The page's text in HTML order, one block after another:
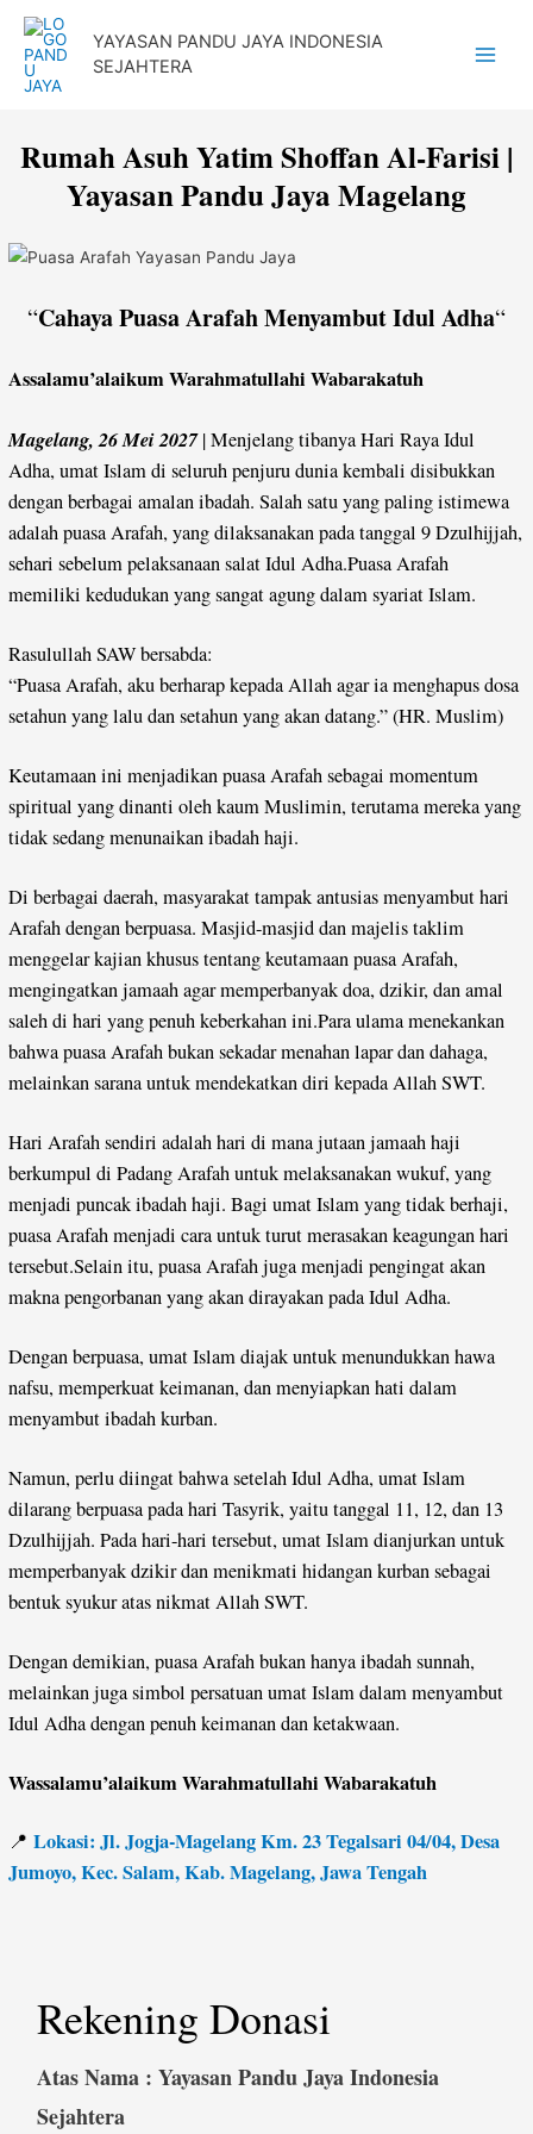
Lewati
konten
YAYASAN PANDU JAYA INDONESIA
SEJAHTERA
Rumah Asuh Yatim Shoffan Al-Farisi |
Yayasan Pandu Jaya Magelang
“Cahaya Puasa Arafah Menyambut Idul Adha“
Assalamu’alaikum Warahmatullahi Wabarakatuh
Magelang, 26 Mei 2027| Menjelang tibanya Hari Raya Idul
Adha, umat Islam di seluruh penjuru dunia kembali disibukkan
dengan berbagai amalan ibadah. Salah satu yang paling istimewa
adalah puasa Arafah, yang dilaksanakan pada tanggal 9 Dzulhijjah,
sehari sebelum pelaksanaan salat Idul Adha.Puasa Arafah
memiliki kedudukan yang sangat agung dalam syariat Islam.
Rasulullah SAW bersabda:
“Puasa Arafah, aku berharap kepada Allah agar ia menghapus dosa
setahun yang lalu dan setahun yang akan datang.” (HR. Muslim)
Keutamaan ini menjadikan puasa Arafah sebagai momentum
spiritual yang dinanti oleh kaum Muslimin, terutama mereka yang
tidak sedang menunaikan ibadah haji.
Di berbagai daerah, masyarakat tampak antusias menyambut hari
Arafah dengan berpuasa. Masjid-masjid dan majelis taklim
menggelar kajian khusus tentang keutamaan puasa Arafah,
mengingatkan jamaah agar memperbanyak doa, dzikir, dan amal
saleh di hari yang penuh keberkahan ini.Para ulama menekankan
bahwa puasa Arafah bukan sekadar menahan lapar dan dahaga,
melainkan sarana untuk mendekatkan diri kepada Allah SWT.
Hari Arafah sendiri adalah hari di mana jutaan jamaah haji
berkumpul di Padang Arafah untuk melaksanakan wukuf, yang
menjadi puncak ibadah haji. Bagi umat Islam yang tidak berhaji,
puasa Arafah menjadi cara untuk turut merasakan keagungan hari
tersebut.Selain itu, puasa Arafah juga menjadi pengingat akan
makna pengorbanan yang akan dirayakan pada Idul Adha.
Dengan berpuasa, umat Islam diajak untuk menundukkan hawa
nafsu, memperkuat keimanan, dan menyiapkan hati dalam
menyambut ibadah kurban.
Namun, perlu diingat bahwa setelah Idul Adha, umat Islam
dilarang berpuasa pada hari Tasyrik, yaitu tanggal 11, 12, dan 13
Dzulhijjah. Pada hari-hari tersebut, umat Islam dianjurkan untuk
memperbanyak dzikir dan menikmati hidangan kurban sebagai
bentuk syukur atas nikmat Allah SWT.
Dengan demikian, puasa Arafah bukan hanya ibadah sunnah,
melainkan juga simbol persatuan umat Islam dalam menyambut
Idul Adha dengan penuh keimanan dan ketakwaan.
Wassalamu’alaikum Warahmatullahi Wabarakatuh
📍 Lokasi: Jl. Jogja-Magelang Km. 23 Tegalsari 04/04, Desa
Jumoyo, Kec. Salam, Kab. Magelang, Jawa Tengah
Rekening Donasi
Atas Nama : Yayasan Pandu Jaya Indonesia
Sejahtera